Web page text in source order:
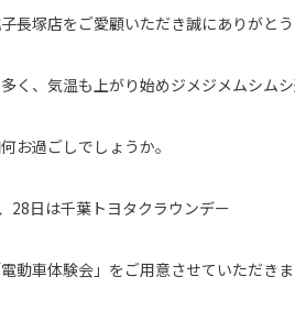
長塚店をご愛顧いただき誠にありがと
く、気温も上がり始めジメジメムシムシ
お過ごしでしょうか。
28日は千葉トヨタクラウンデー
動車体験会」をご用意させていただきま